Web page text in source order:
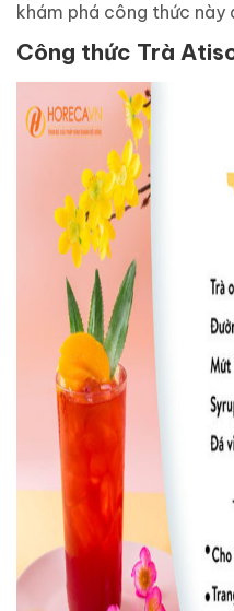
khám phá công thức này
Công thức Trà